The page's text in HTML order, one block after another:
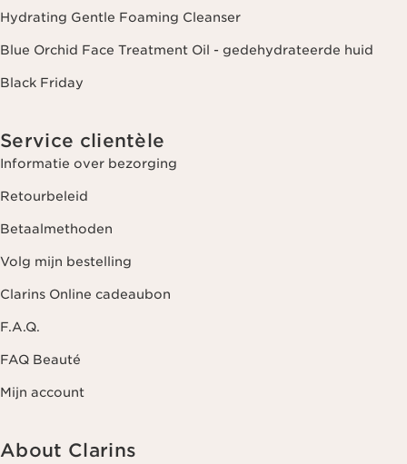
Hydrating Gentle Foaming Cleanser
Blue Orchid Face Treatment Oil - gedehydrateerde huid
Black Friday
Service clientèle
Informatie over bezorging
Retourbeleid
Betaalmethoden
Volg mijn bestelling
Clarins Online cadeaubon
F.A.Q.
FAQ Beauté
Mijn account
About Clarins